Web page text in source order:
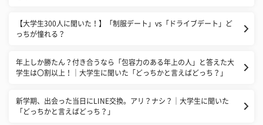
【大学生300人に聞いた！】「制服デート」vs「ドライブデート」ど
っちが憧れる？
年上しか勝たん？付き合うなら「包容力のある年上の人」と答えた大
学生は〇割以上！｜大学生に聞いた「どっちかと言えばどっち？」
新学期、出会った当日にLINE交換。アリ？ナシ？｜大学生に聞いた
「どっちかと言えばどっち？」